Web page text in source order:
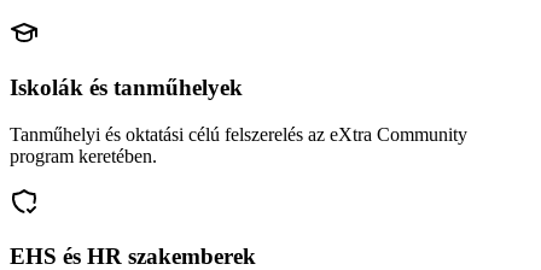
Iskolák és tanműhelyek
Tanműhelyi és oktatási célú felszerelés az eXtra Community
program keretében.
EHS és HR szakemberek